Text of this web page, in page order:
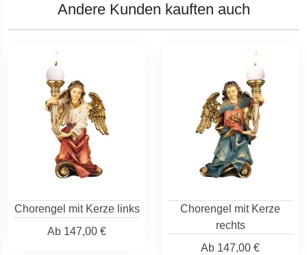
Andere Kunden kauften auch
Chorengel mit Kerze links
Ab 147,00 €
Chorengel mit Kerze
rechts
Ab 147,00 €